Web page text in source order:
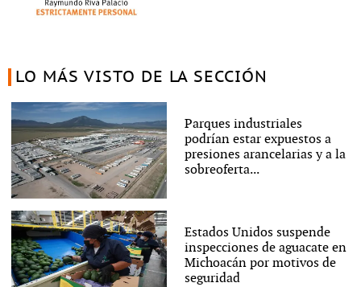
LO MÁS VISTO DE LA SECCIÓN
Parques industriales
podrían estar expuestos a
presiones arancelarias y a la
sobreoferta...
Estados Unidos suspende
inspecciones de aguacate en
Michoacán por motivos de
seguridad